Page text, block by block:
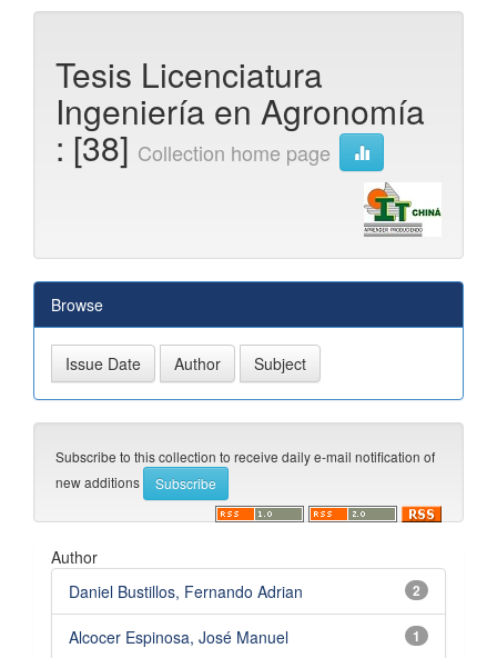
Tesis Licenciatura
Ingeniería en Agronomía
: [38] Collection home page
Browse
Subscribe to this collection to receive daily e-mail notification of
new additions
Author
2
Daniel Bustillos, Fernando Adrian
1
Alcocer Espinosa, José Manuel